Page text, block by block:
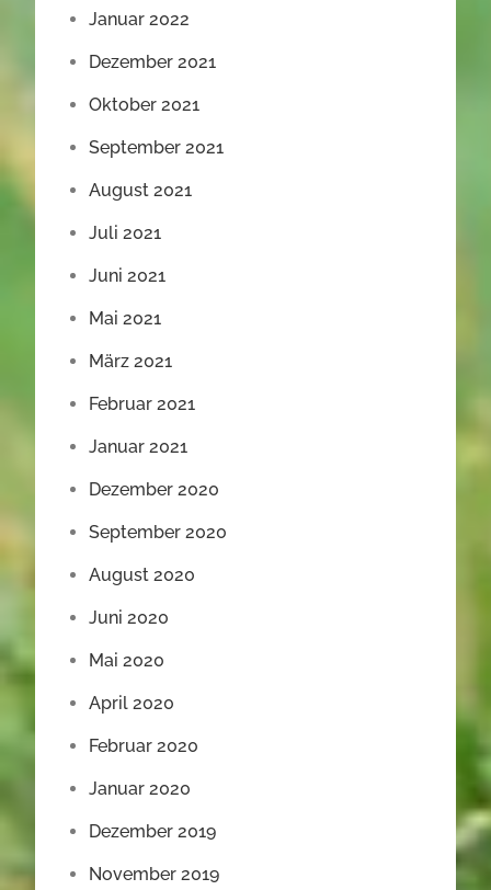
Januar 2022
Dezember 2021
Oktober 2021
September 2021
August 2021
Juli 2021
Juni 2021
Mai 2021
März 2021
Februar 2021
Januar 2021
Dezember 2020
September 2020
August 2020
Juni 2020
Mai 2020
April 2020
Februar 2020
Januar 2020
Dezember 2019
November 2019